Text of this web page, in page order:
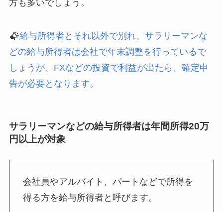
方も多いでしょう。
給与所得者とそれ以外で別れ、サラリーマンな
どの給与所得者は会社で年末調整を行っているで
しょうが、FXなどの投資で利益が出たら、確定申
告が必要となります。
サラリーマンなどの給与所得者は年間所得20万
円以上が対象
会社員やアルバイト、パートなどで所得を
得る方を給与所得者と呼びます。